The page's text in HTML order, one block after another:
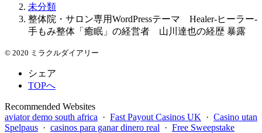
未分類
整体院・サロン専用WordPressテーマ Healer-ヒーラー-
手もみ整体「癒眠」の経営者 山川達也の経歴 暴露
© 2020 ミラクルダイアリー
シェア
TOPへ
Recommended Websites
aviator demo south africa · Fast Payout Casinos UK · Casino utan
Spelpaus · casinos para ganar dinero real · Free Sweepstake